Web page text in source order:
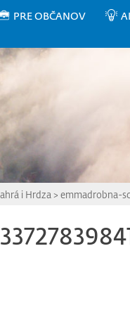
PRE OBČANOV
i Hrdza > emmadrobna-